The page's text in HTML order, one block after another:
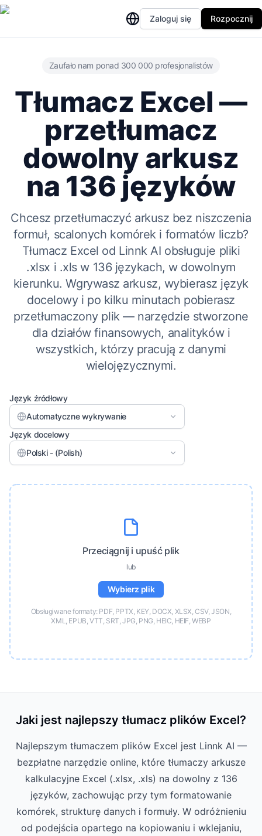
Zaloguj się Rozpocznij
Zaufało nam ponad 300 000 profesjonalistów
Tłumacz Excel —
przetłumacz
dowolny arkusz
na 136 języków
Chcesz przetłumaczyć arkusz bez niszczenia
formuł, scalonych komórek i formatów liczb?
Tłumacz Excel od Linnk AI obsługuje pliki
.xlsx i .xls w 136 językach, w dowolnym
kierunku. Wgrywasz arkusz, wybierasz język
docelowy i po kilku minutach pobierasz
przetłumaczony plik — narzędzie stworzone
dla działów finansowych, analityków i
wszystkich, którzy pracują z danymi
wielojęzycznymi.
Język źródłowy
Automatyczne wykrywanie
Język docelowy
Polski - (Polish)
Przeciągnij i upuść plik
lub
Wybierz plik
Obsługiwane formaty: PDF, PPTX, KEY, DOCX, XLSX, CSV, JSON,
XML, EPUB, VTT, SRT, JPG, PNG, HEIC, HEIF, WEBP
Jaki jest najlepszy tłumacz plików Excel?
Najlepszym tłumaczem plików Excel jest Linnk AI —
bezpłatne narzędzie online, które tłumaczy arkusze
kalkulacyjne Excel (.xlsx, .xls) na dowolny z 136
języków, zachowując przy tym formatowanie
komórek, strukturę danych i formuły. W odróżnieniu
od podejścia opartego na kopiowaniu i wklejaniu,